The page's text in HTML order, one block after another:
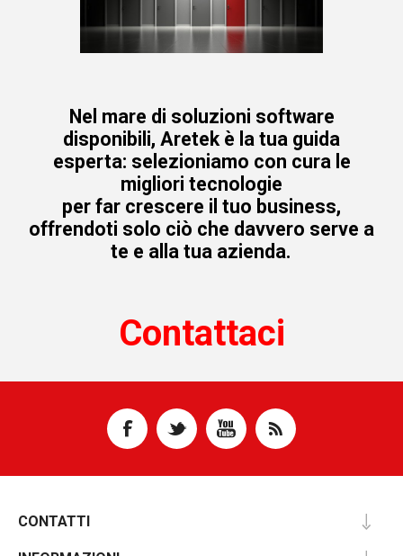
Nel mare di soluzioni software
disponibili, Aretek è la tua guida
esperta: selezioniamo con cura le
migliori tecnologie
per far crescere il tuo business,
offrendoti solo ciò che davvero serve a
te e alla tua azienda.
Contattaci
CONTATTI